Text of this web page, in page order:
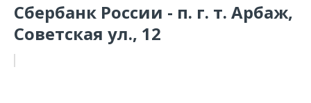
Сбербанк России - п. г. т. Арбаж,
Советская ул., 12